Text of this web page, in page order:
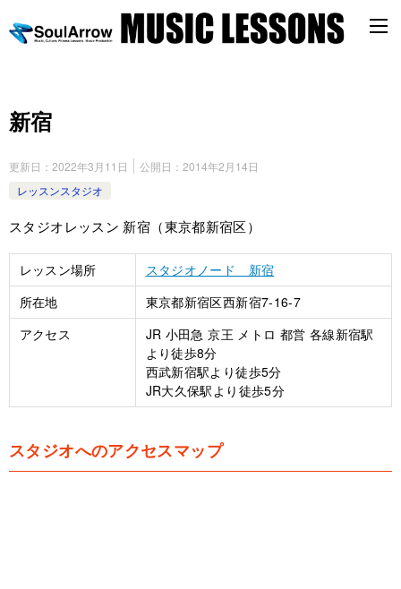
新宿
更新日： 2022年3月11日 公開日： 2014年2月14日
レッスンスタジオ
スタジオレッスン 新宿（東京都新宿区）
レッスン場所
スタジオノード 新宿
所在地
東京都新宿区西新宿7-16-7
アクセス
JR 小田急 京王 メトロ 都営 各線新宿駅
より徒歩8分
西武新宿駅より徒歩5分
JR大久保駅より徒歩5分
スタジオへのアクセスマップ